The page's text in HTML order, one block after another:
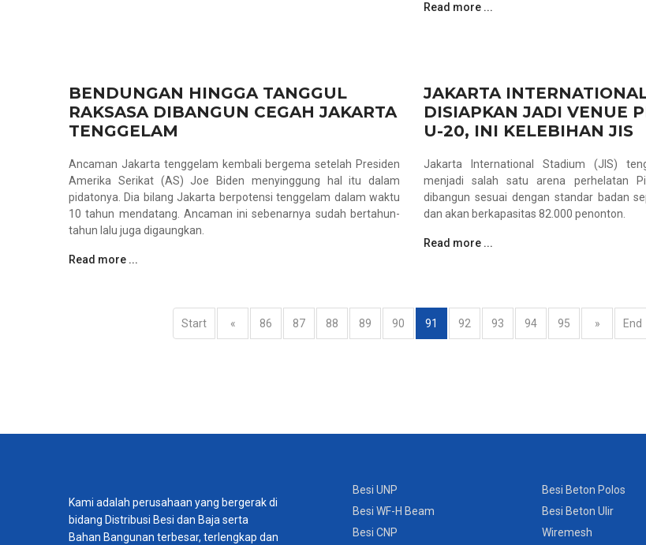
Read more ...
BENDUNGAN HINGGA TANGGUL
RAKSASA DIBANGUN CEGAH JAKARTA
TENGGELAM
Ancaman Jakarta tenggelam kembali bergema setelah Presiden
Amerika Serikat (AS) Joe Biden menyinggung hal itu dalam
pidatonya. Dia bilang Jakarta berpotensi tenggelam dalam waktu
10 tahun mendatang. Ancaman ini sebenarnya sudah bertahun-
tahun lalu juga digaungkan.
Read more ...
JAKARTA
DISIAPKAN JADI VENUE
U-20, INI KELEBIHAN JIS
Jakarta International Stadium (JIS)
menjadi salah satu arena perhelatan
dibangun sesuai dengan standar badan
dan akan berkapasitas 82.000 penonton.
Read more ...
Start « 86 87 88 89 90 91 92 93 94 95 » End
Kami adalah perusahaan yang bergerak di
bidang Distribusi Besi dan Baja serta
Bahan Bangunan terbesar, terlengkap dan
Besi UNP
Besi WF-H Beam
Besi CNP
Besi Beton Polos
Besi Beton Ulir
Wiremesh